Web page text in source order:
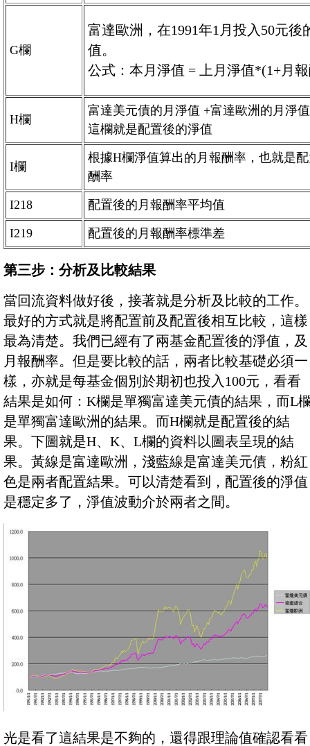
G欄
富達歐洲，在1991年1月投入50元後
值。
公式：本月淨值 = 上月淨值*(1+月
H欄
富達美元債的月淨值 +富達歐洲的月淨值
這欄就是配置後的淨值
I欄
根據H欄淨值算出的月報酬率，也就是
酬率
I218 配置後的月報酬率平均值
I219 配置後的月報酬率標準差
第三步：分析及比較結果
當回流資料做好後，接著就是分析及比較的工作。
最好的方式就是將配置前及配置後相互比較，這樣
最為清楚。我們已經有了兩基金配置後的淨值，及
月報酬率。但是要比較的話，兩者比較基礎必須一
樣，亦就是每基金個別於期初也投入100元，看看
結果是如何：K欄是單獨富達美元債的結果，而L
是單獨富達歐洲的結果。而H欄就是配置後的結
果。下圖就是H、K、L欄的資料以圖表呈現的結
果。黃線是富達歐洲，淺藍線是富達美元債，粉紅
色是兩者配置結果。可以清楚看到，配置後的淨值
是穩定多了，淨值波動介於兩者之間。
光是看了這結果是不夠的，還得跟理論值確認看看